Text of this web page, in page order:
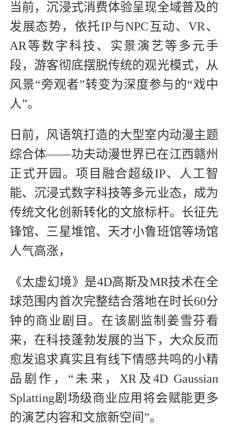
当前，沉浸式消费体验呈现全域普及的
发展态势，依托IP与NPC互动、VR、
AR等数字科技、实景演艺等多元手
段，游客彻底摆脱传统的观光模式，从
风景“旁观者”转变为深度参与的“戏中
人”。
日前，风语筑打造的大型室内动漫主题
综合体——功夫动漫世界已在江西赣州
正式开园。项目融合超级IP、人工智
能、沉浸式数字科技等多元业态，成为
传统文化创新转化的文旅标杆。长征先
锋馆、三星堆馆、天才小鲁班馆等场馆
人气高涨，
《太虚幻境》是4D高斯及MR技术在全
球范围内首次完整结合落地在时长60分
钟的商业剧目。在该剧监制姜雪芬看
来，在科技蓬勃发展的当下，大众反而
愈发追求真实且有线下情感共鸣的小精
品剧作，“未来，XR及4D Gaussian
Splatting剧场级商业应用将会赋能更多
的演艺内容和文旅新空间”。